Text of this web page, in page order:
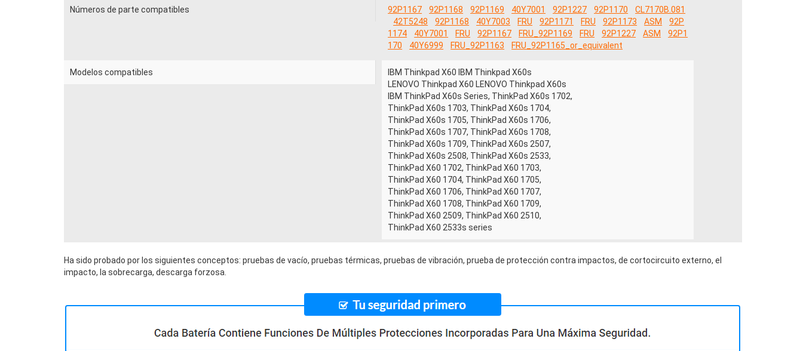
Números de parte compatibles 92P1167 92P1168 92P1169 40Y7001 92P1227 92P1170
CL7170B.081
42T5248
92P1168 40Y7003 FRU 92P1171 FRU 92P1173 ASM
92P
1174
40Y7001 FRU 92P1167 FRU_92P1169 FRU 92P1227 ASM
92P1
170
40Y6999 FRU_92P1163 FRU_92P1165_or_equivalent
Modelos compatibles
IBM Thinkpad X60 IBM Thinkpad X60s
LENOVO Thinkpad X60 LENOVO Thinkpad X60s
IBM ThinkPad X60s Series, ThinkPad X60s 1702,
ThinkPad X60s 1703, ThinkPad X60s 1704,
ThinkPad X60s 1705, ThinkPad X60s 1706,
ThinkPad X60s 1707, ThinkPad X60s 1708,
ThinkPad X60s 1709, ThinkPad X60s 2507,
ThinkPad X60s 2508, ThinkPad X60s 2533,
ThinkPad X60 1702, ThinkPad X60 1703,
ThinkPad X60 1704, ThinkPad X60 1705,
ThinkPad X60 1706, ThinkPad X60 1707,
ThinkPad X60 1708, ThinkPad X60 1709,
ThinkPad X60 2509, ThinkPad X60 2510,
ThinkPad X60 2533s series
Ha sido probado por los siguientes conceptos: pruebas de vacío, pruebas térmicas, pruebas de vibración, prueba de protección contra impactos, de cortocircuito externo, el
impacto, la sobrecarga, descarga forzosa.